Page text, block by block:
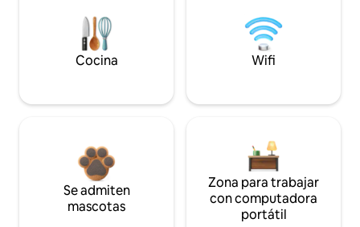
Cocina Wifi
Se admiten
mascotas
Zona para trabajar
con computadora
portátil